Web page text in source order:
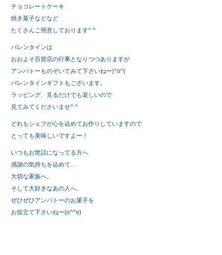
チョコレートケーキ
焼き菓子などなど
たくさんご用意しております^ ^
バレンタインは
おおよそ百貨店の行事となりつつありますが
アンバトーものぞいてみて下さいねー)^o^(
バレンタインギフトもございます。
ラッピング、見るだけでも楽しいので
見てみてくださいませ^ ^
どれもシェフが心を込めてお作りしていますので
とっても美味しいですよー！
いつもお世話になってる方へ
感謝の気持ちを込めて…
大切な家族へ。
そして大好きなあの人へ。
ぜひぜひアンバトーのお菓子を
お役立て下さいねー(o^^o)